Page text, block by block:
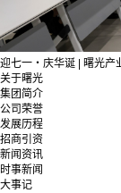
迎七一・庆华诞 | 曙光产
关于曙光
集团简介
公司荣誉
发展历程
招商引资
新闻资讯
时事新闻
大事记